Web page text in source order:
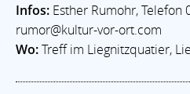
Infos: Esther Rumohr, Telefon
rumor@kultur-vor-ort.com
Wo:Treff im Liegnitzquatier,